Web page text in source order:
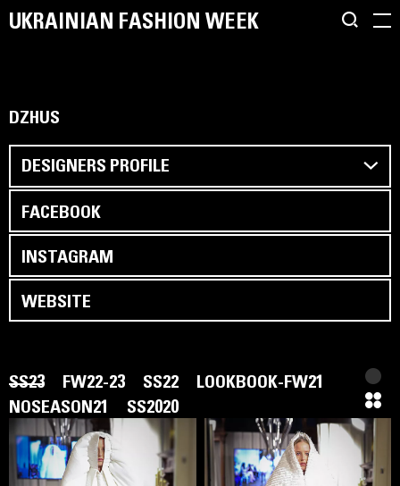
UKRAINIAN FASHION WEEK
DZHUS
SS23 FW22-23 SS22
LOOKBOOK-FW21
NOSEASON21
SS2020
DESIGNERS PROFILE
FACEBOOK
INSTAGRAM
WEBSITE